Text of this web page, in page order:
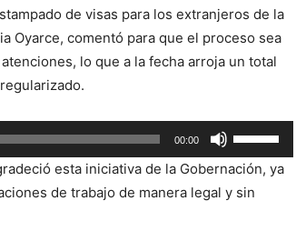
de visas para los extranjeros de la
Oyarce, comentó para que el proceso sea
lo que a la fecha arroja un total
00:00
las
teclas
de
esta iniciativa de la Gobernación, ya
de trabajo de manera legal y sin